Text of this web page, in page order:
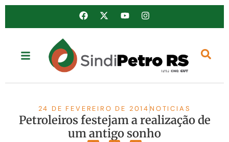
24 DE FEVEREIRO DE 2014 NOTICIAS
Petroleiros festejam a realização de
um antigo sonho